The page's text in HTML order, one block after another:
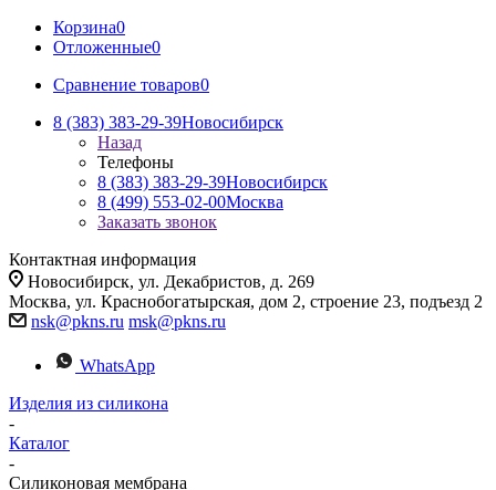
Корзина0
Отложенные0
Сравнение товаров0
8 (383) 383-29-39Новосибирск
Назад
Телефоны
8 (383) 383-29-39Новосибирск
8 (499) 553-02-00Москва
Заказать звонок
Контактная информация
Новосибирск, ул. Декабристов, д. 269
Москва, ул. Краснобогатырская, дом 2, строение 23, подъезд 2
nsk@pkns.ru msk@pkns.ru
WhatsApp
Изделия из силикона
-
Каталог
-
Силиконовая мембрана